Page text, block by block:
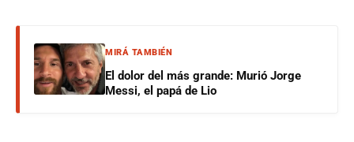
MIRÁ TAMBIÉN
El dolor del más grande: Murió Jorge
Messi, el papá de Lio